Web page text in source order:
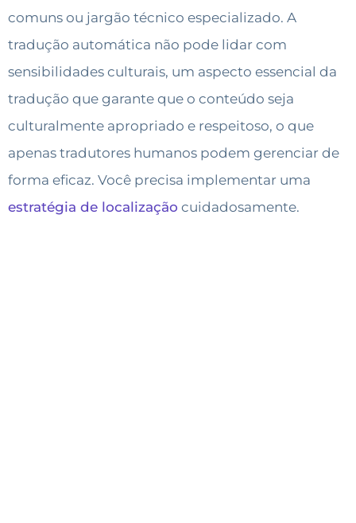
comuns ou jargão técnico especializado. A
tradução automática não pode lidar com
sensibilidades culturais, um aspecto essencial da
tradução que garante que o conteúdo seja
culturalmente apropriado e respeitoso, o que
apenas tradutores humanos podem gerenciar de
forma eficaz. Você precisa implementar uma
estratégia de localização cuidadosamente.